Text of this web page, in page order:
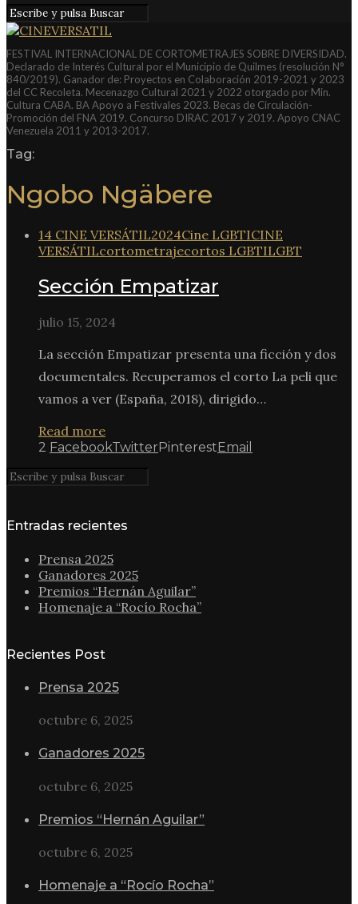
FESTIVAL INTERNACIONAL DE CORTOMETRAJES SOBRE DIVERSIDAD.
Declarado de Interés Cultural por el Municipio de Quilmes (resolución N°
840/2019). Ganador de: Proyectos en Colaboración 2019-2021 y 2023
del CC Recoleta. Mecenazgo Cultural 2021 y 2022 otorgado por Min.
Cultura CABA. BA Apoyo a Festivales 2023. Becas de Circulación-
Promoción del FNA 2019. Concurso DIRAC 2017 y 2019. Apoyo CNAC
Venezuela 2011 y 2013-2017.
Tag:
Ngobo Ngäbere
14 CINE VERSÁTIL2024Cine LGBTICINE
VERSÁTILcortometrajecortos LGBTILGBT
Sección Empatizar
julio 15, 2024
La sección Empatizar presenta una ficción y dos
documentales. Recuperamos el corto La peli que
vamos a ver (España, 2018), dirigido…
Read more
2 FacebookTwitter Pinterest Email
Entradas recientes
Prensa 2025
Ganadores 2025
Premios “Hernán Aguilar”
Homenaje a “Rocío Rocha”
Recientes Post
Prensa 2025
octubre 6, 2025
Ganadores 2025
octubre 6, 2025
Premios “Hernán Aguilar”
octubre 6, 2025
Homenaje a “Rocío Rocha”